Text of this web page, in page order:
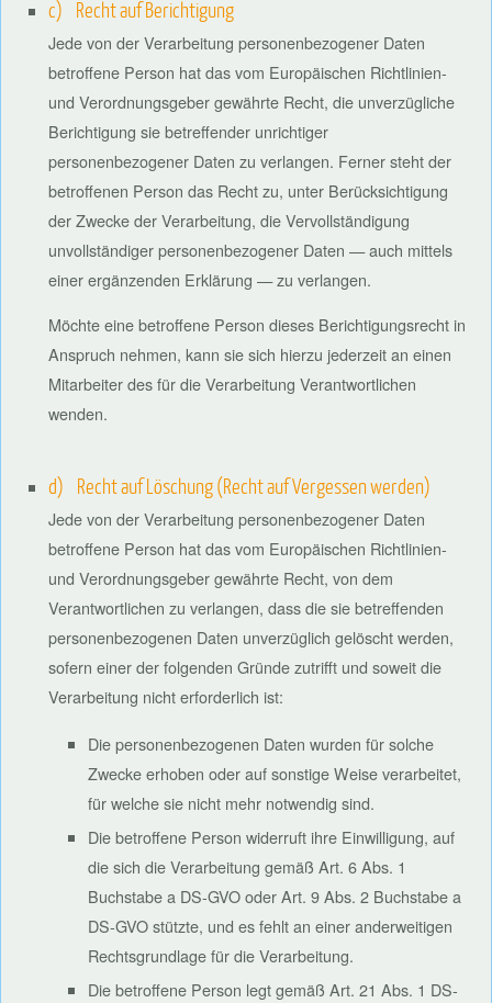
c) Recht auf Berichtigung
Jede von der Verarbeitung personenbezogener Daten
betroffene Person hat das vom Europäischen Richtlinien-
und Verordnungsgeber gewährte Recht, die unverzügliche
Berichtigung sie betreffender unrichtiger
personenbezogener Daten zu verlangen. Ferner steht der
betroffenen Person das Recht zu, unter Berücksichtigung
der Zwecke der Verarbeitung, die Vervollständigung
unvollständiger personenbezogener Daten — auch mittels
einer ergänzenden Erklärung — zu verlangen.
Möchte eine betroffene Person dieses Berichtigungsrecht in
Anspruch nehmen, kann sie sich hierzu jederzeit an einen
Mitarbeiter des für die Verarbeitung Verantwortlichen
wenden.
d) Recht auf Löschung (Recht auf Vergessen werden)
Jede von der Verarbeitung personenbezogener Daten
betroffene Person hat das vom Europäischen Richtlinien-
und Verordnungsgeber gewährte Recht, von dem
Verantwortlichen zu verlangen, dass die sie betreffenden
personenbezogenen Daten unverzüglich gelöscht werden,
sofern einer der folgenden Gründe zutrifft und soweit die
Verarbeitung nicht erforderlich ist:
Die personenbezogenen Daten wurden für solche
Zwecke erhoben oder auf sonstige Weise verarbeitet,
für welche sie nicht mehr notwendig sind.
Die betroffene Person widerruft ihre Einwilligung, auf
die sich die Verarbeitung gemäß Art. 6 Abs. 1
Buchstabe a DS-GVO oder Art. 9 Abs. 2 Buchstabe a
DS-GVO stützte, und es fehlt an einer anderweitigen
Rechtsgrundlage für die Verarbeitung.
Die betroffene Person legt gemäß Art. 21 Abs. 1 DS-